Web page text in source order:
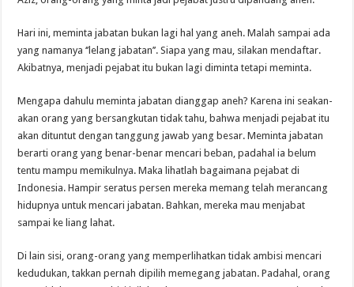
Hari ini, meminta jabatan bukan lagi hal yang aneh. Malah sampai ada
yang namanya ‘’lelang jabatan’’. Siapa yang mau, silakan mendaftar.
Akibatnya, menjadi pejabat itu bukan lagi diminta tetapi meminta.
Mengapa dahulu meminta jabatan dianggap aneh? Karena ini seakan-
akan orang yang bersangkutan tidak tahu, bahwa menjadi pejabat itu
akan dituntut dengan tanggung jawab yang besar. Meminta jabatan
berarti orang yang benar-benar mencari beban, padahal ia belum
tentu mampu memikulnya. Maka lihatlah bagaimana pejabat di
Indonesia. Hampir seratus persen mereka memang telah merancang
hidupnya untuk mencari jabatan. Bahkan, mereka mau menjabat
sampai ke liang lahat.
Di lain sisi, orang-orang yang memperlihatkan tidak ambisi mencari
kedudukan, takkan pernah dipilih memegang jabatan. Padahal, orang